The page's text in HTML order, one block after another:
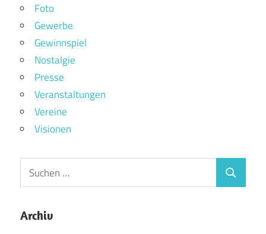
Foto
Gewerbe
Gewinnspiel
Nostalgie
Presse
Veranstaltungen
Vereine
Visionen
Archiv